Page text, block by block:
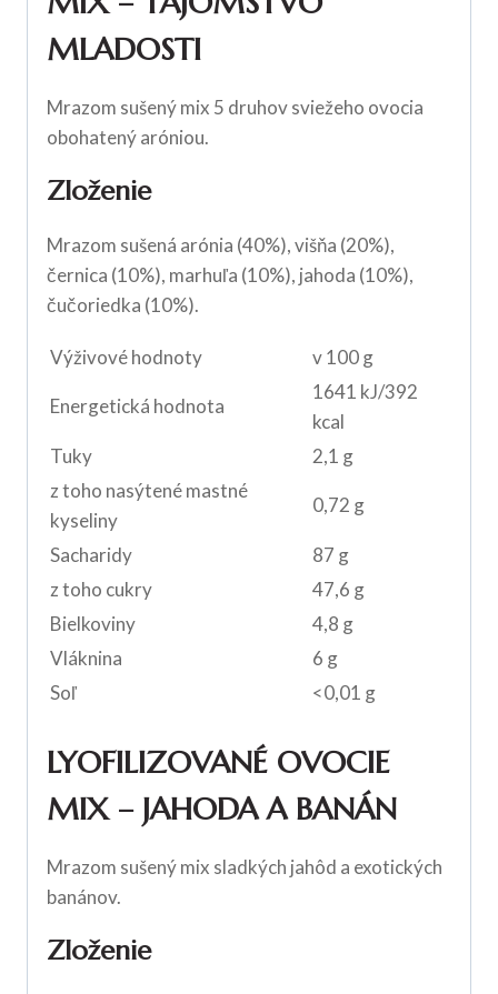
MLADOSTI
Mrazom sušený mix 5 druhov sviežeho ovocia
obohatený aróniou.
Zloženie
Mrazom sušená arónia (40%), višňa (20%),
černica (10%), marhuľa (10%), jahoda (10%),
čučoriedka (10%).
Výživové hodnoty v 100 g
Energetická hodnota
1641 kJ/392
kcal
Tuky
2,1 g
z toho nasýtené mastné
kyseliny
0,72 g
Sacharidy
87 g
z toho cukry
47,6 g
Bielkoviny
4,8 g
Vláknina
6 g
Soľ
<0,01 g
LYOFILIZOVANÉ OVOCIE
MIX – JAHODA A BANÁN
Mrazom sušený mix sladkých jahôd a exotických
banánov.
Zloženie